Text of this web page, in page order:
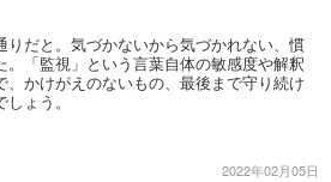
だと。気づかないから気づかれない、慣
「監視」という言葉自体の敏感度や解釈
、かけがえのないもの、最後まで守り続け
ょう。
2022年02月05日